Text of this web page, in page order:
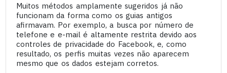
Muitos métodos amplamente sugeridos já não
funcionam da forma como os guias antigos
afirmavam. Por exemplo, a busca por número de
telefone e e-mail é altamente restrita devido aos
controles de privacidade do Facebook, e, como
resultado, os perfis muitas vezes não aparecem
mesmo que os dados estejam corretos.